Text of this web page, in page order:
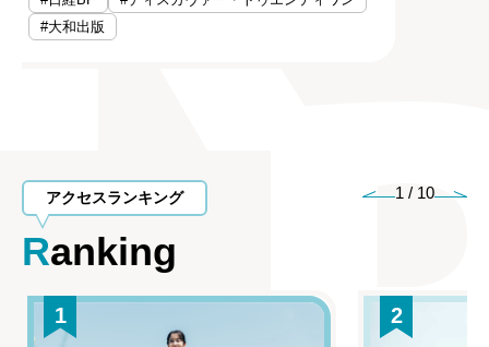
#大和出版
アクセスランキング
Ranking
1 / 10
1 2